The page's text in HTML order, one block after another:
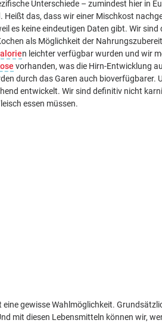
Unterschiede – zumindest hier in
Heißt das, dass wir einer Mischkost
es keine eindeutigen Daten gibt. Wir
als Möglichkeit der
n leichter verfügbar wurden und wir
vorhanden, was die Hirn-Entwicklung
durch das Garen auch bioverfügbarer.
entwickelt. Wir sind definitiv nicht
essen müssen.
eine gewisse Wahlmöglichkeit.
mit diesen Lebensmitteln können wir,